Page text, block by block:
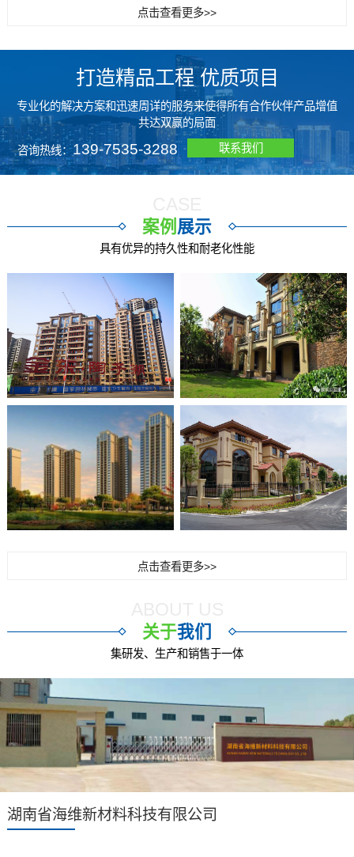
点击查看更多>>
打造精品工程 优质项目
专业化的解决方案和迅速周详的服务来使得所有合作伙伴产品增值
共达双赢的局面
咨询热线：139-7535-3288 联系我们
案例 展示
具有优异的持久性和耐老化性能
点击查看更多>>
关于我们
集研发、生产和销售于一体
湖南省海维新材料科技有限公司